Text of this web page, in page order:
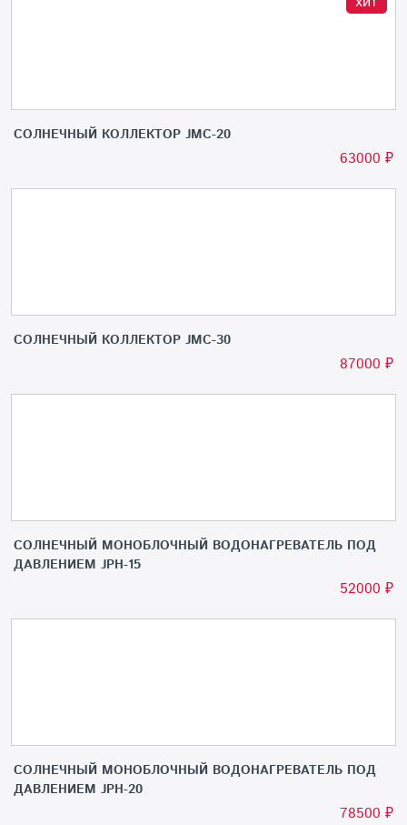
СОЛНЕЧНЫЙ КОЛЛЕКТОР JMC-20
63000 ₽
СОЛНЕЧНЫЙ КОЛЛЕКТОР JMC-30
87000 ₽
СОЛНЕЧНЫЙ МОНОБЛОЧНЫЙ ВОДОНАГРЕВАТЕЛЬ ПОД
ДАВЛЕНИЕМ JPH-15
52000 ₽
СОЛНЕЧНЫЙ МОНОБЛОЧНЫЙ ВОДОНАГРЕВАТЕЛЬ ПОД
ДАВЛЕНИЕМ JPH-20
78500 ₽